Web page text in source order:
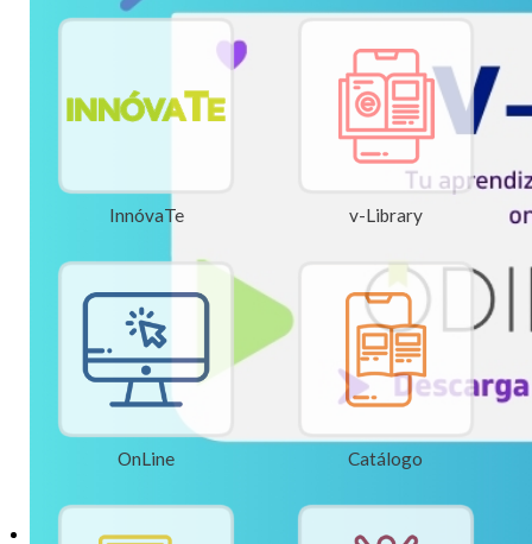
InnóvaTe v-Library
OnLine Catálogo